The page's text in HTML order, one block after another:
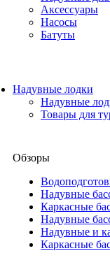
Аксессуары
Насосы
Батуты
Надувные лодки
Надувные
Товары для
Обзоры
Надувные
Каркасные
Надувные
Надувные и
Каркасные